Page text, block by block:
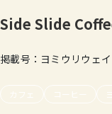
Side Slide
掲載号：ヨミウリウェ
カフェ コーヒー